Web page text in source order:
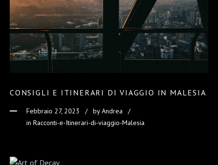
CONSIGLI E ITINERARI DI VIAGGIO IN MALESIA
Febbraio 27, 2023 byAndrea
in Racconti-e-Itinerari-di-viaggio-Malesia